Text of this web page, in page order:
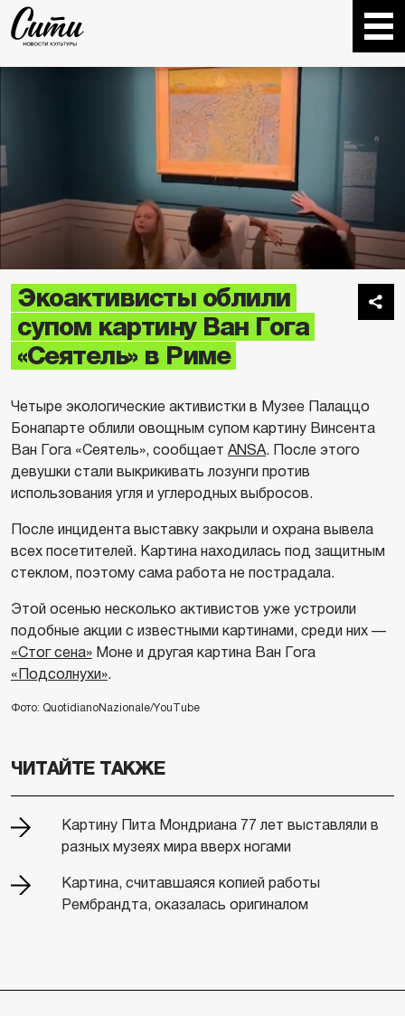
Экоактивисты облили
супом картину Ван Гога
«Сеятель» в Риме
Четыре экологические активистки в Музее Палаццо
Бонапарте облили овощным супом картину Винсента
Ван Гога «Сеятель», сообщает ANSA. После этого
девушки стали выкрикивать лозунги против
использования угля и углеродных выбросов.
После инцидента выставку закрыли и охрана вывела
всех посетителей. Картина находилась под защитным
стеклом, поэтому сама работа не пострадала.
Этой осенью несколько активистов уже устроили
подобные акции с известными картинами, среди них —
«Стог сена» Моне и другая картина Ван Гога
«Подсолнухи».
Фото: QuotidianoNazionale/YouTube
ЧИТАЙТЕ ТАКЖЕ
Картину Пита Мондриана 77 лет выставляли в
разных музеях мира вверх ногами
Картина, считавшаяся копией работы
Рембрандта, оказалась оригиналом